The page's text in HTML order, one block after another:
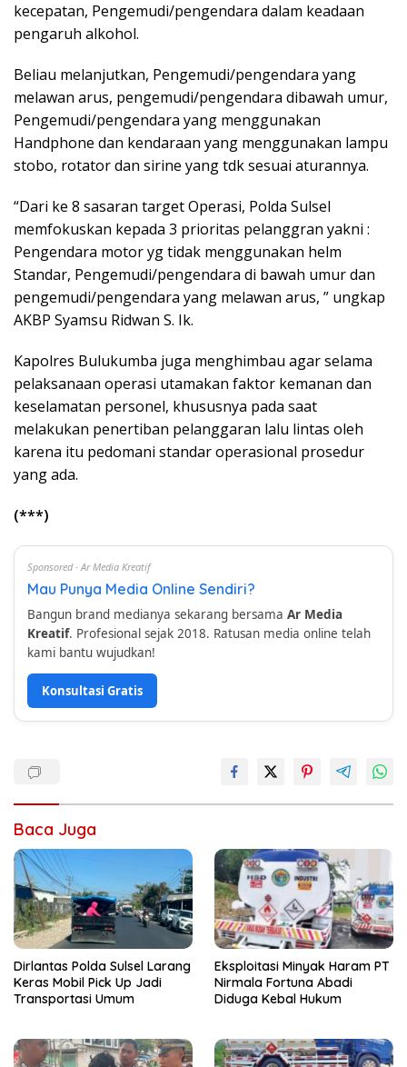
kecepatan, Pengemudi/pengendara dalam keadaan
pengaruh alkohol.
Beliau melanjutkan, Pengemudi/pengendara yang
melawan arus, pengemudi/pengendara dibawah umur,
Pengemudi/pengendara yang menggunakan
Handphone dan kendaraan yang menggunakan lampu
stobo, rotator dan sirine yang tdk sesuai aturannya.
“Dari ke 8 sasaran target Operasi, Polda Sulsel
memfokuskan kepada 3 prioritas pelanggran yakni :
Pengendara motor yg tidak menggunakan helm
Standar, Pengemudi/pengendara di bawah umur dan
pengemudi/pengendara yang melawan arus, ” ungkap
AKBP Syamsu Ridwan S. Ik.
Kapolres Bulukumba juga menghimbau agar selama
pelaksanaan operasi utamakan faktor kemanan dan
keselamatan personel, khususnya pada saat
melakukan penertiban pelanggaran lalu lintas oleh
karena itu pedomani standar operasional prosedur
yang ada.
(***)
Sponsored · Ar Media Kreatif
Mau Punya Media Online Sendiri?
Bangun brand medianya sekarang bersama Ar Media
Kreatif. Profesional sejak 2018. Ratusan media online telah
kami bantu wujudkan!
Konsultasi Gratis
Baca Juga
Dirlantas Polda Sulsel Larang
Keras Mobil Pick Up Jadi
Transportasi Umum
Eksploitasi Minyak Haram PT
Nirmala Fortuna Abadi
Diduga Kebal Hukum